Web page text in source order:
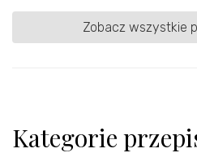
Zobacz wszystkie
Kategorie